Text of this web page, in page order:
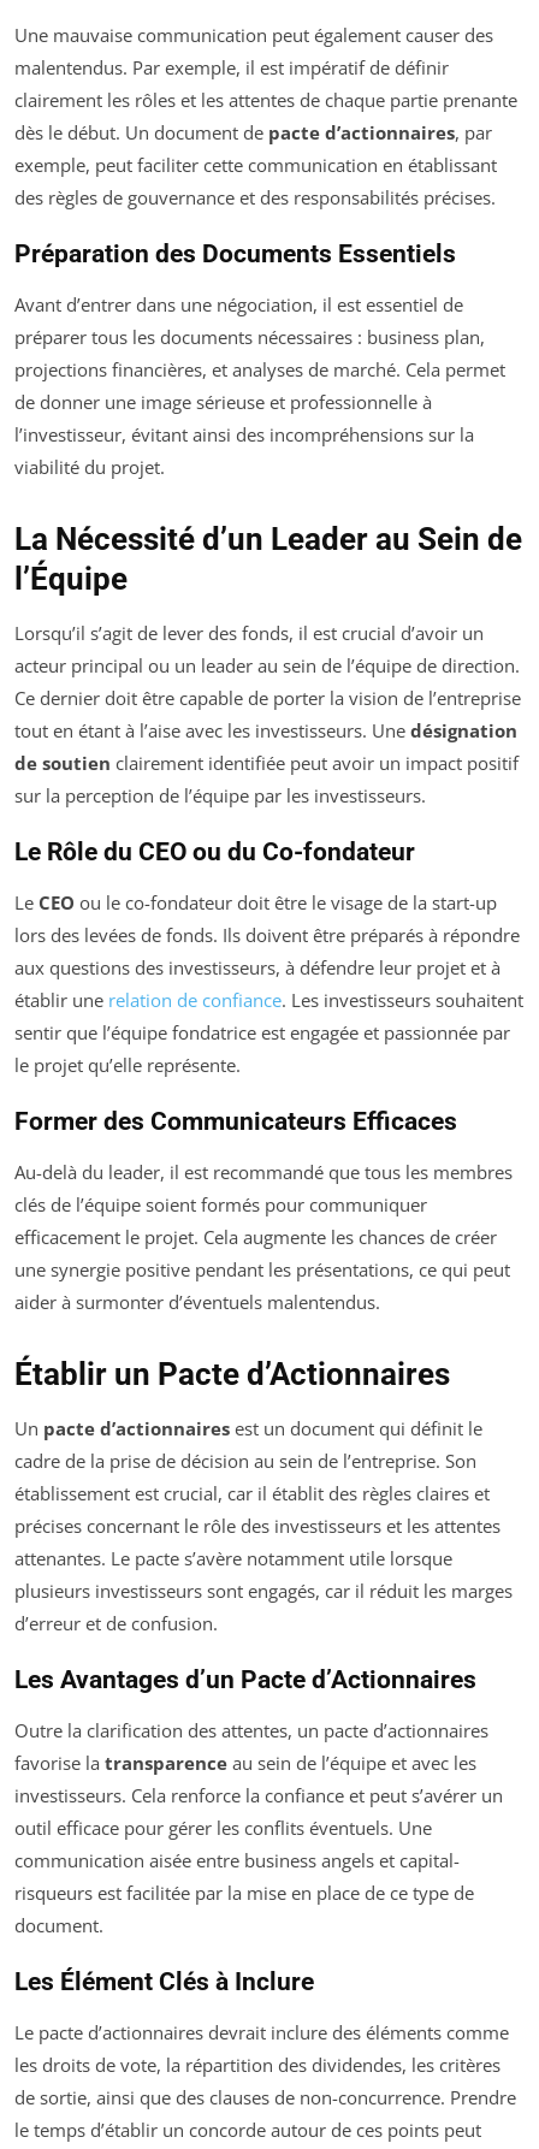
Une mauvaise communication peut également causer des
malentendus. Par exemple, il est impératif de définir
clairement les rôles et les attentes de chaque partie prenante
dès le début. Un document de pacte d’actionnaires, par
exemple, peut faciliter cette communication en établissant
des règles de gouvernance et des responsabilités précises.
Préparation des Documents Essentiels
Avant d’entrer dans une négociation, il est essentiel de
préparer tous les documents nécessaires : business plan,
projections financières, et analyses de marché. Cela permet
de donner une image sérieuse et professionnelle à
l’investisseur, évitant ainsi des incompréhensions sur la
viabilité du projet.
La Nécessité d’un Leader au Sein de
l’Équipe
Lorsqu’il s’agit de lever des fonds, il est crucial d’avoir un
acteur principal ou un leader au sein de l’équipe de direction.
Ce dernier doit être capable de porter la vision de l’entreprise
tout en étant à l’aise avec les investisseurs. Une désignation
de soutien clairement identifiée peut avoir un impact positif
sur la perception de l’équipe par les investisseurs.
Le Rôle du CEO ou du Co-fondateur
Le CEO ou le co-fondateur doit être le visage de la start-up
lors des levées de fonds. Ils doivent être préparés à répondre
aux questions des investisseurs, à défendre leur projet et à
établir une relation de confiance. Les investisseurs souhaitent
sentir que l’équipe fondatrice est engagée et passionnée par
le projet qu’elle représente.
Former des Communicateurs Efficaces
Au-delà du leader, il est recommandé que tous les membres
clés de l’équipe soient formés pour communiquer
efficacement le projet. Cela augmente les chances de créer
une synergie positive pendant les présentations, ce qui peut
aider à surmonter d’éventuels malentendus.
Établir un Pacte d’Actionnaires
Un pacte d’actionnaires est un document qui définit le
cadre de la prise de décision au sein de l’entreprise. Son
établissement est crucial, car il établit des règles claires et
précises concernant le rôle des investisseurs et les attentes
attenantes. Le pacte s’avère notamment utile lorsque
plusieurs investisseurs sont engagés, car il réduit les marges
d’erreur et de confusion.
Les Avantages d’un Pacte d’Actionnaires
Outre la clarification des attentes, un pacte d’actionnaires
favorise la transparence au sein de l’équipe et avec les
investisseurs. Cela renforce la confiance et peut s’avérer un
outil efficace pour gérer les conflits éventuels. Une
communication aisée entre business angels et capital-
risqueurs est facilitée par la mise en place de ce type de
document.
Les Élément Clés à Inclure
Le pacte d’actionnaires devrait inclure des éléments comme
les droits de vote, la répartition des dividendes, les critères
de sortie, ainsi que des clauses de non-concurrence. Prendre
le temps d’établir un concorde autour de ces points peut